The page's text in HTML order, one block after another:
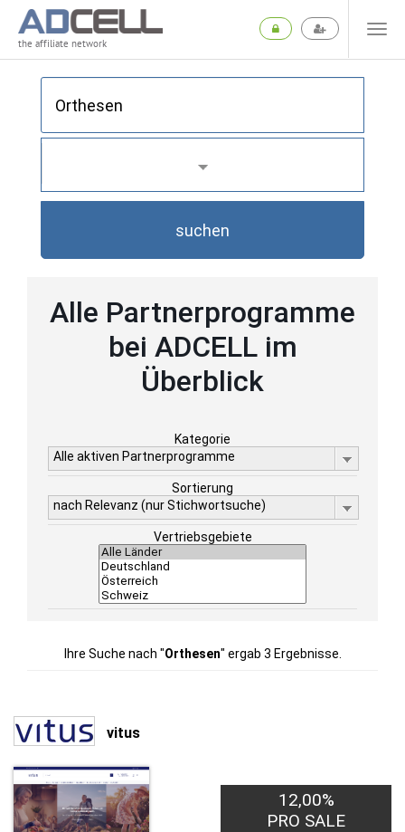
the affiliate network
suchen
Alle Partnerprogramme
bei ADCELL im
Überblick
Kategorie
Alle aktiven Partnerprogramme
Sortierung
nach Relevanz (nur Stichwortsuche)
Vertriebsgebiete
Ihre Suche nach "Orthesen" ergab 3 Ergebnisse.
vitus
12,00%
PRO SALE